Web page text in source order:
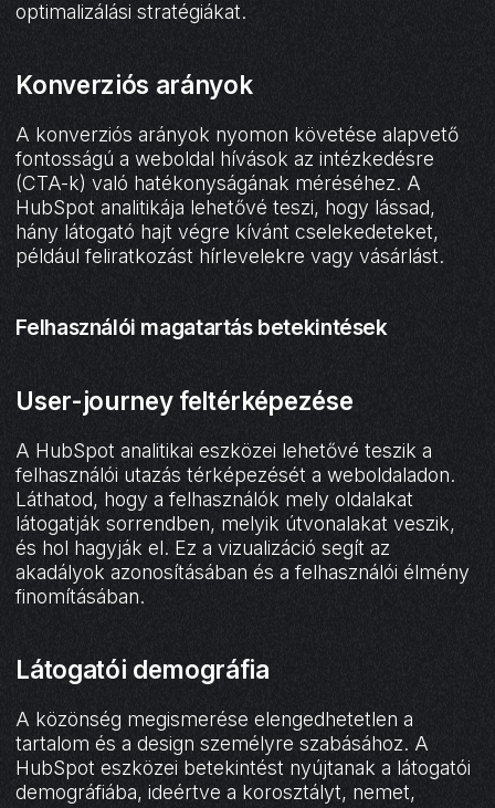
optimalizálási stratégiákat.
Konverziós arányok
A konverziós arányok nyomon követése alapvető
fontosságú a weboldal hívások az intézkedésre
(CTA-k) való hatékonyságának méréséhez. A
HubSpot analitikája lehetővé teszi, hogy lássad,
hány látogató hajt végre kívánt cselekedeteket,
például feliratkozást hírlevelekre vagy vásárlást.
Felhasználói magatartás betekintések
User-journey feltérképezése
A HubSpot analitikai eszközei lehetővé teszik a
felhasználói utazás térképezését a weboldaladon.
Láthatod, hogy a felhasználók mely oldalakat
látogatják sorrendben, melyik útvonalakat veszik,
és hol hagyják el. Ez a vizualizáció segít az
akadályok azonosításában és a felhasználói élmény
finomításában.
Látogatói demográfia
A közönség megismerése elengedhetetlen a
tartalom és a design személyre szabásához. A
HubSpot eszközei betekintést nyújtanak a látogatói
demográfiába, ideértve a korosztályt, nemet,